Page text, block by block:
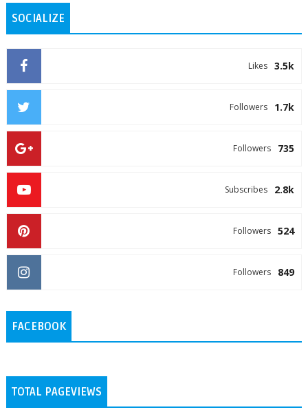
SOCIALIZE
3.5k
Likes
1.7k
Followers
735
Followers
2.8k
Subscribes
524
Followers
849
Followers
FACEBOOK
TOTAL PAGEVIEWS